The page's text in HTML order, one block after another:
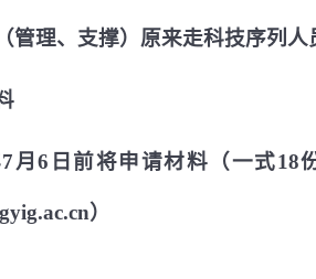
管理、支撑）原来走科技序列人
7月6 日前将申请材料（一式18
）